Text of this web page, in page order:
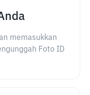
memasukkan
Foto ID